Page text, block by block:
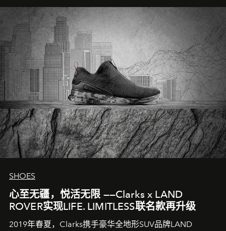
SHOES
心至无疆，悦活无限 ——Clarks x LAND
ROVER实现LIFE. LIMITLESS联名款再升级
2019年春夏，Clarks携手豪华全地形SUV品牌LAND